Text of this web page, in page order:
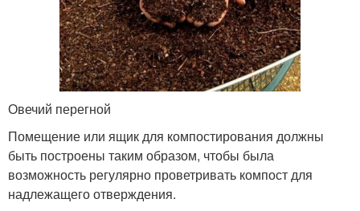
Овечий перегной
Помещение или ящик для компостирования должны
быть построены таким образом, чтобы была
возможность регулярно проветривать компост для
надлежащего отверждения.